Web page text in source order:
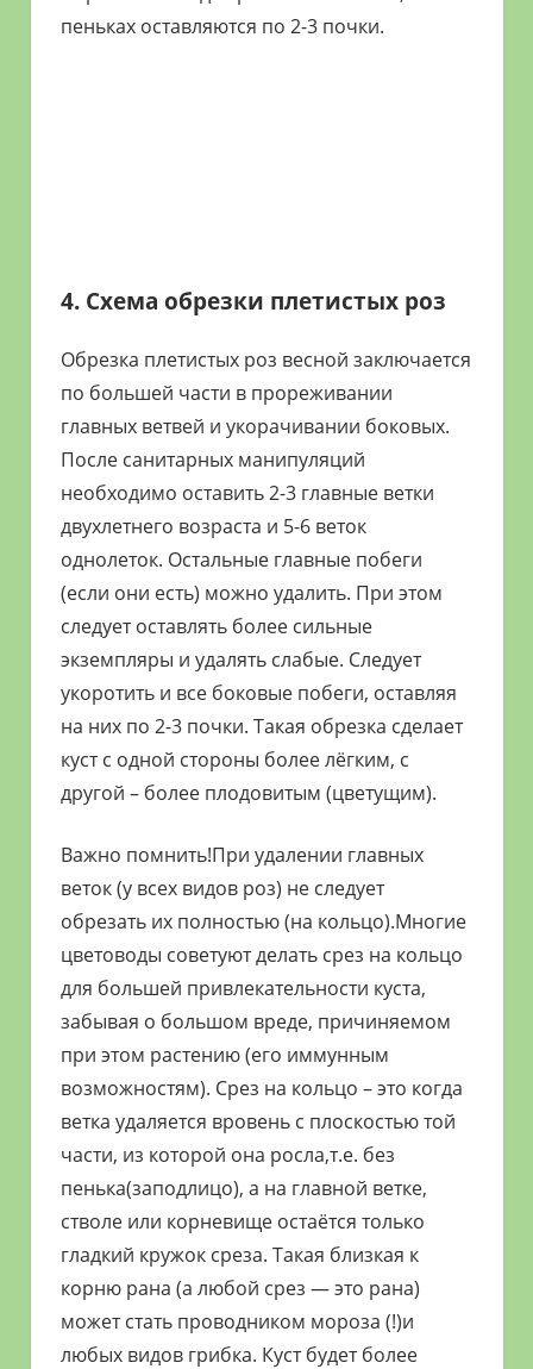
пеньках оставляются по 2-3 почки.
4. Схема обрезки плетистых роз
Обрезка плетистых роз весной заключается
по большей части в прореживании
главных ветвей и укорачивании боковых.
После санитарных манипуляций
необходимо оставить 2-3 главные ветки
двухлетнего возраста и 5-6 веток
однолеток. Остальные главные побеги
(если они есть) можно удалить. При этом
следует оставлять более сильные
экземпляры и удалять слабые. Следует
укоротить и все боковые побеги, оставляя
на них по 2-3 почки. Такая обрезка сделает
куст с одной стороны более лёгким, с
другой – более плодовитым (цветущим).
Важно помнить!При удалении главных
веток (у всех видов роз) не следует
обрезать их полностью (на кольцо).Многие
цветоводы советуют делать срез на кольцо
для большей привлекательности куста,
забывая о большом вреде, причиняемом
при этом растению (его иммунным
возможностям). Срез на кольцо – это когда
ветка удаляется вровень с плоскостью той
части, из которой она росла,т.е. без
пенька(заподлицо), а на главной ветке,
стволе или корневище остаётся только
гладкий кружок среза. Такая близкая к
корню рана (а любой срез — это рана)
может стать проводником мороза (!)и
любых видов грибка. Куст будет более